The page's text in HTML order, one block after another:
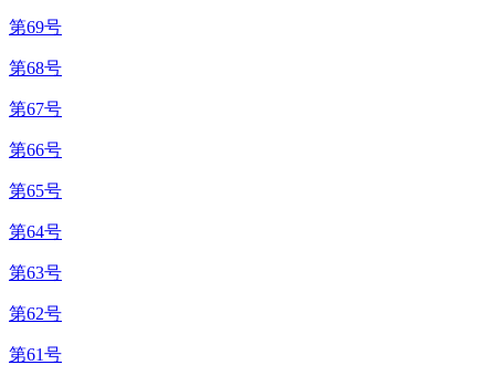
第69号
第68号
第67号
第66号
第65号
第64号
第63号
第62号
第61号